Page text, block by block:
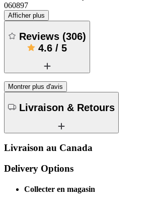
060897
Afficher plus
Reviews (306)
4.6 / 5
Montrer plus d'avis
Livraison & Retours
Livraison au Canada
Delivery Options
Collecter en magasin